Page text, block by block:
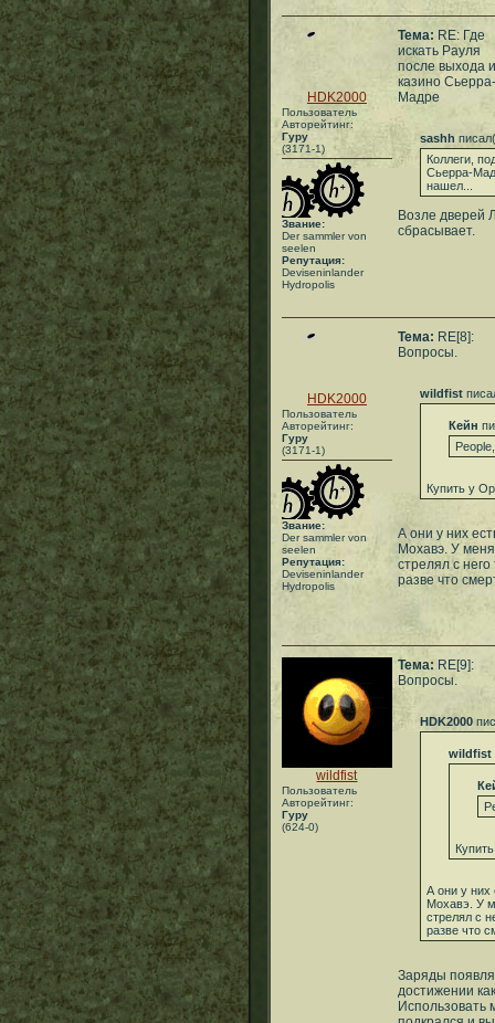
HDK2000
Пользователь
Авторейтинг:
Гуру
(3171-1)
Звание:
Der sammler von
seelen
Репутация:
Deviseninlander
Hydropolis
Тема: RE: Где
искать Рауля
после выхода
казино Сьерра-
Мадре
sashh
Коллеги,
Сьерра-
нашел...
Возле дверей
сбрасывает.
HDK2000
Пользователь
Авторейтинг:
Гуру
(3171-1)
Звание:
Der sammler von
seelen
Репутация:
Deviseninlander
Hydropolis
Тема: RE[8]:
Вопросы.
wildfist
Кейн
Купить у
А они у них
Мохавэ. У
стрелял с него
разве что
wildfist
Пользователь
Авторейтинг:
Гуру
(624-0)
Тема: RE[9]:
Вопросы.
HDK2000
wildfist
А они у них
Мохавэ. У
стрелял с
разве что
Заряды
достижении
Использовать